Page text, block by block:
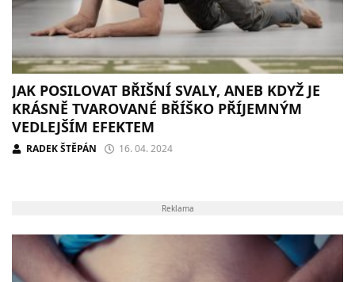
JAK POSILOVAT BŘIŠNÍ SVALY, ANEB KDYŽ JE
KRÁSNĚ TVAROVANÉ BŘÍŠKO PŘÍJEMNÝM
VEDLEJŠÍM EFEKTEM
RADEK ŠTĚPÁN 16. 04. 2024
Reklama